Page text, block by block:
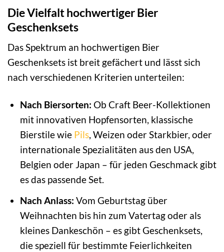
Die Vielfalt hochwertiger Bier
Geschenksets
Das Spektrum an hochwertigen Bier
Geschenksets ist breit gefächert und lässt sich
nach verschiedenen Kriterien unterteilen:
Nach Biersorten: Ob Craft Beer-Kollektionen
mit innovativen Hopfensorten, klassische
Bierstile wie Pils, Weizen oder Starkbier, oder
internationale Spezialitäten aus den USA,
Belgien oder Japan – für jeden Geschmack gibt
es das passende Set.
Nach Anlass: Vom Geburtstag über
Weihnachten bis hin zum Vatertag oder als
kleines Dankeschön – es gibt Geschenksets,
die speziell für bestimmte Feierlichkeiten